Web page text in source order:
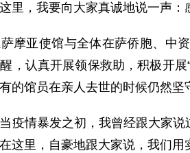
里，我要向大家真诚地说一声：
摩亚使馆与全体在萨侨胞、中
，认真开展领保救助，积极开
的馆员在亲人去世的时候仍然
疫情暴发之初，我曾经跟大家
这里，自豪地跟大家说，我们用